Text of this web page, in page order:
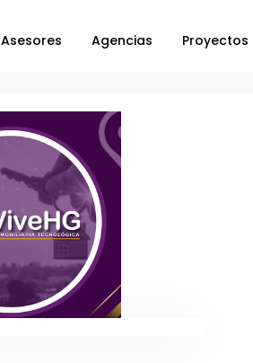
Asesores Agencias Proyectos